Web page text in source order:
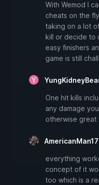
With Wemod I
cheats on the
taking on a lot
kill or decide to
easy finishers
game is still
One hit kills
any damage
otherwise great
AmericanMan17
everything
concept of it
too which is a